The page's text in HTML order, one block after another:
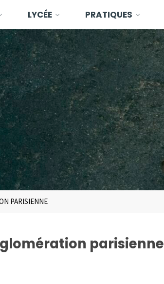
LYCÉE PRATIQUES
PARISIENNE
parisienne